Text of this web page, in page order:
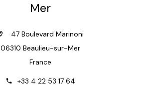
Mer
47 Boulevard Marinoni
06310 Beaulieu-sur-Mer
France
+33 4 22 53 17 64